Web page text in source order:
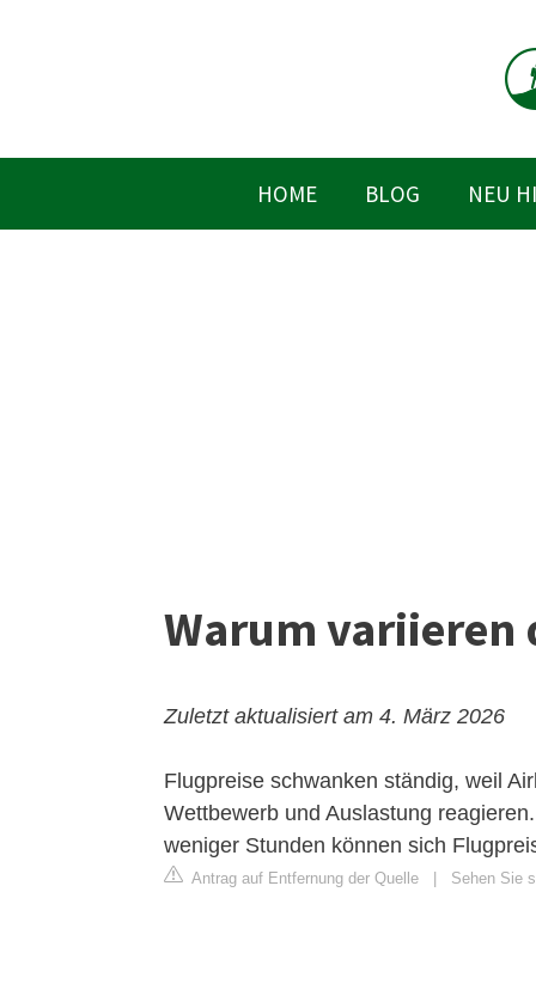
HOME BLOG NEU
Warum variieren
Zuletzt aktualisiert am 4. März 2026
Flugpreise schwanken ständig, weil
Wettbewerb und Auslastung
weniger Stunden können sich
Antrag auf Entfernung der Quelle Sehen Sie